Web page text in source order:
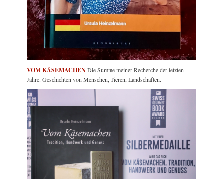
VOM KÄSEMACHENDie Summe meiner Recherche der letzten
Jahre. Geschichten von Menschen, Tieren, Landschaften.